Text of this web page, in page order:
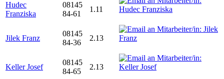
Hudec
Franziska
08145
84-61
1.11
Jilek Franz
08145
84-36
2.13
Keller Josef
08145
84-65
2.13